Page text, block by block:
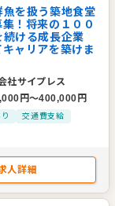
魚を扱う築地食堂
！将来の１００
続ける成長企業
ャリアを築けま
社サイプレス
円〜400,000 円
交通費支給
人詳細